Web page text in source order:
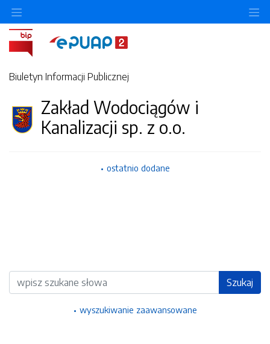
Biuletyn Informacji Publicznej
Zakład Wodociągów i
Kanalizacji sp. z o.o.
ostatnio dodane
Wyszukiwarka Szukaj
wyszukiwanie zaawansowane